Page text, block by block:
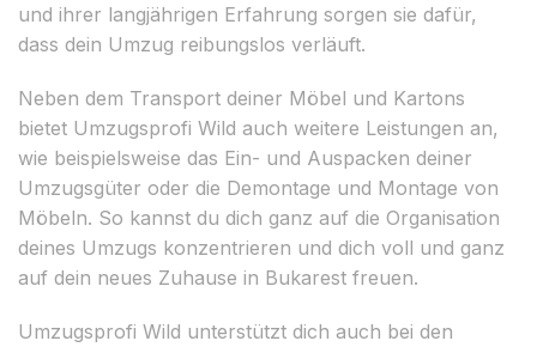
und ihrer langjährigen Erfahrung sorgen sie dafür,
dass dein Umzug reibungslos verläuft.
Neben dem Transport deiner Möbel und Kartons
bietet Umzugsprofi Wild auch weitere Leistungen an,
wie beispielsweise das Ein- und Auspacken deiner
Umzugsgüter oder die Demontage und Montage von
Möbeln. So kannst du dich ganz auf die Organisation
deines Umzugs konzentrieren und dich voll und ganz
auf dein neues Zuhause in Bukarest freuen.
Umzugsprofi Wild unterstützt dich auch bei den